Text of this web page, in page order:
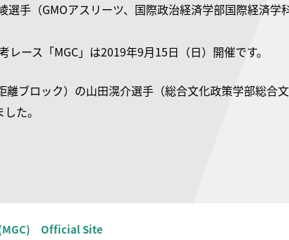
選手（GMOアスリーツ、国際政治経済学部国際経済学
ース「MGC」は2019年9月15日（日）開催です。
離ブロック）の山田滉介選手（総合文化政策学部総合
た。
(MGC) Official Site